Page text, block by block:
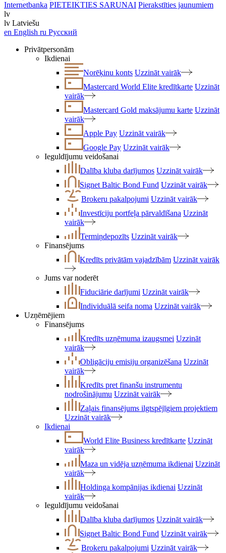
Internetbanka PIETEIKTIES SARUNAI Pierakstīties jaunumiem
lv
lv Latviešu
en English ru Русский
Privātpersonām
Ikdienai
Norēķinu konts Uzzināt vairāk
Mastercard World Elite kredītkarte Uzzināt
vairāk
Mastercard Gold maksājumu karte Uzzināt
vairāk
Apple Pay Uzzināt vairāk
Google Pay Uzzināt vairāk
Ieguldījumu veidošanai
Dalība kluba darījumos Uzzināt vairāk
Signet Baltic Bond Fund Uzzināt vairāk
Brokeru pakalpojumi Uzzināt vairāk
Investīciju portfeļa pārvaldīšana Uzzināt
vairāk
Termiņdepozīts Uzzināt vairāk
Finansējums
Kredīts privātām vajadzībām Uzzināt vairāk
Jums var noderēt
Fiduciārie darījumi Uzzināt vairāk
Individuālā seifa noma Uzzināt vairāk
Uzņēmējiem
Finansējums
Kredīts uzņēmuma izaugsmei Uzzināt
vairāk
Obligāciju emisiju organizēšana Uzzināt
vairāk
Kredīts pret finanšu instrumentu
nodrošinājumu Uzzināt vairāk
Zaļais finansējums ilgtspējīgiem projektiem
Uzzināt vairāk
Ikdienai
World Elite Business kredītkarte Uzzināt
vairāk
Maza un vidēja uzņēmuma ikdienai Uzzināt
vairāk
Holdinga kompānijas ikdienai Uzzināt
vairāk
Ieguldījumu veidošanai
Dalība kluba darījumos Uzzināt vairāk
Signet Baltic Bond Fund Uzzināt vairāk
Brokeru pakalpojumi Uzzināt vairāk